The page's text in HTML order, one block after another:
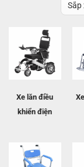
Xe lăn điều
khiển điện